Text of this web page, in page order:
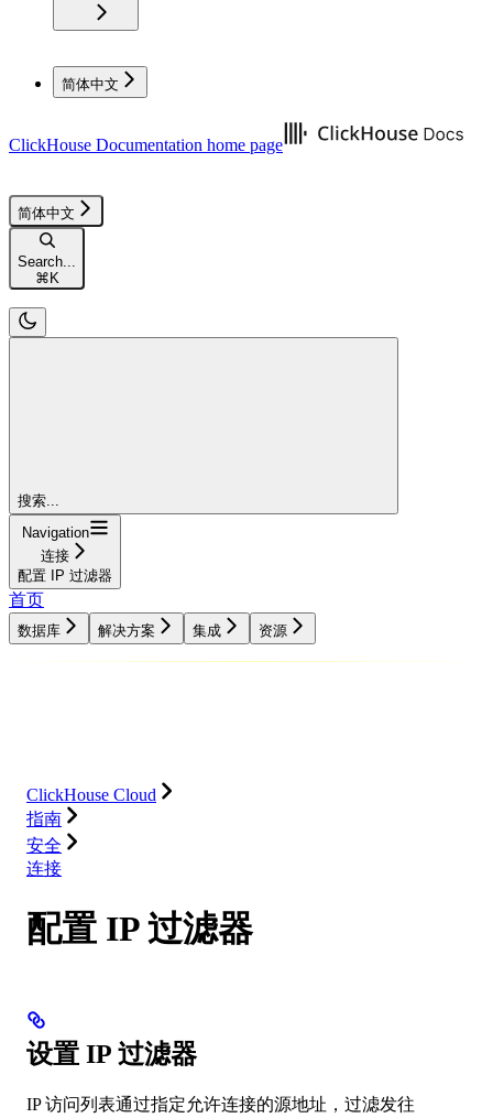
简体中文
ClickHouse Documentation home page
简体中文
Search...
⌘ K
搜索...
Navigation
连接
配置 IP 过滤器
首页
数据库 解决方案 集成 资源
ClickHouse Cloud
指南
安全
连接
配置 IP 过滤器
设置 IP 过滤器
IP 访问列表通过指定允许连接的源地址，过滤发往